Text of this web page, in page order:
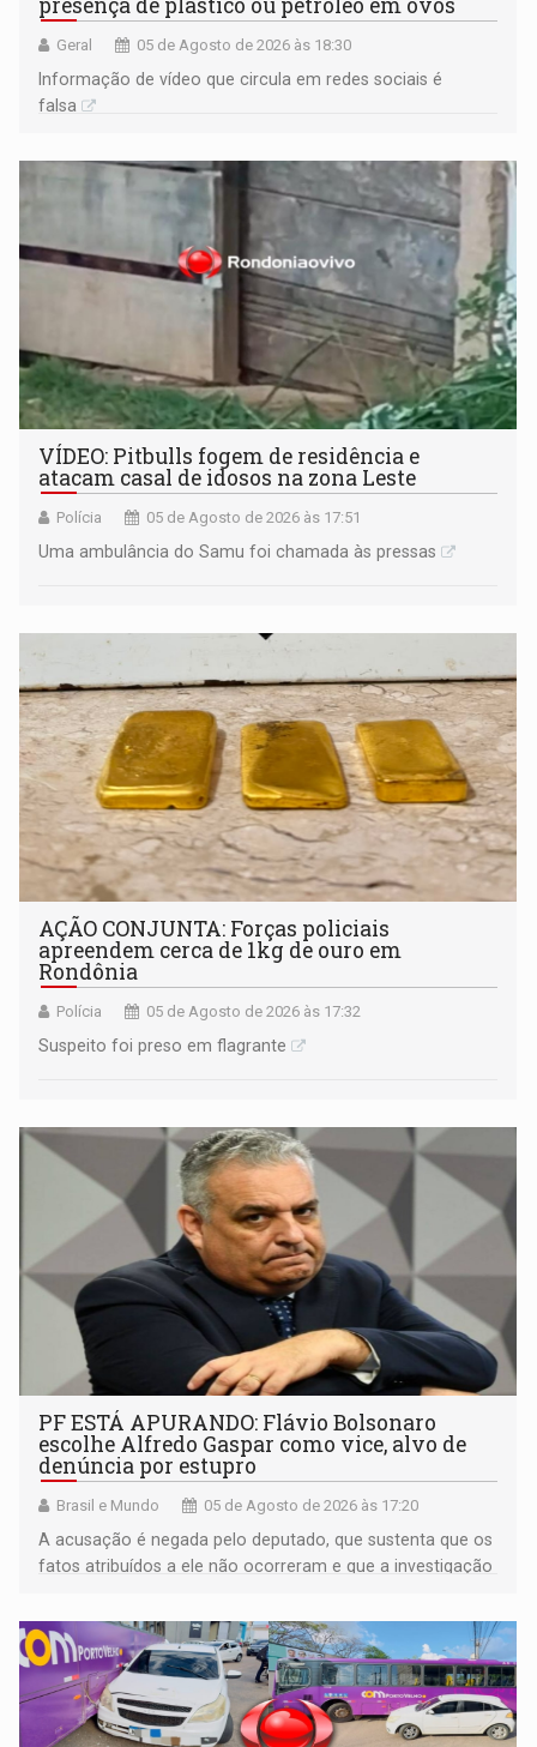
presença de plástico ou petróleo em ovos
Geral 05 de Agosto de 2026 às 18:30
Informação de vídeo que circula em redes sociais é
falsa
VÍDEO: Pitbulls fogem de residência e
atacam casal de idosos na zona Leste
Polícia 05 de Agosto de 2026 às 17:51
Uma ambulância do Samu foi chamada às pressas
AÇÃO CONJUNTA: Forças policiais
apreendem cerca de 1kg de ouro em
Rondônia
Polícia 05 de Agosto de 2026 às 17:32
Suspeito foi preso em flagrante
PF ESTÁ APURANDO: Flávio Bolsonaro
escolhe Alfredo Gaspar como vice, alvo de
denúncia por estupro
Brasil e Mundo 05 de Agosto de 2026 às 17:20
A acusação é negada pelo deputado, que sustenta que os
fatos atribuídos a ele não ocorreram e que a investigação